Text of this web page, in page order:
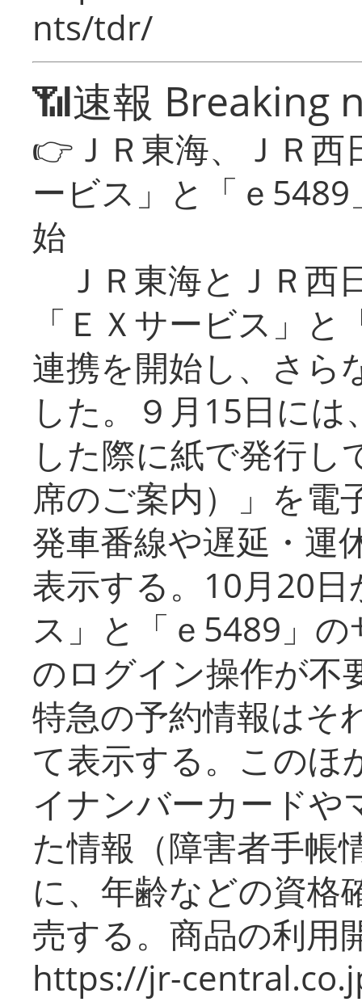
nts/tdr/
📶速報 Breaking
👉ＪＲ東海、ＪＲ
ービス」と「ｅ
始
ＪＲ東海とＪＲ西
「ＥＸサービス」
連携を開始し、さら
した。９月15日に
した際に紙で発行し
席のご案内）」を電
発車番線や遅延・運
表示する。10月20
ス」と「ｅ5489」
のログイン操作が不
特急の予約情報はそ
て表示する。このほ
イナンバーカードや
た情報（障害者手帳
に、年齢などの資格
売する。商品の利用
https://jr-